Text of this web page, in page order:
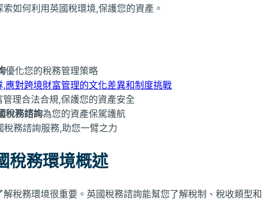
如何利用英國稅環境,保護您的資產。
優化您的稅務管理策略
,應對跨境財富管理的文化差異和制度挑戰
理合法合規,保護您的資產安全
稅務諮詢為您的資產保駕護航
務諮詢服務,助您一臂之力
稅務環境概述
稅務環境很重要。英國稅務諮詢能幫您了解稅制、稅收類型和